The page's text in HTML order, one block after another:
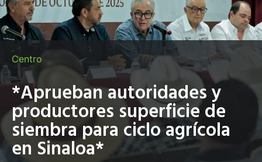
Centro
*Aprueban autoridades y
productores superficie de
siembra para ciclo agrícola
en Sinaloa*